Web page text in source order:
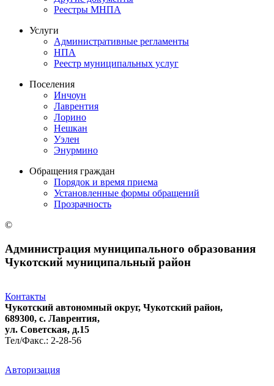
Реестры МНПА
Услуги
Административные регламенты
НПА
Реестр муниципальных услуг
Поселения
Инчоун
Лаврентия
Лорино
Нешкан
Уэлен
Энурмино
Обращения граждан
Порядок и время приема
Установленные формы обращений
Прозрачность
©
Администрация муниципального образования
Чукотский муниципальный район
Контакты
Чукотский автономный округ, Чукотский район,
689300, с. Лаврентия,
ул. Советская, д.15
Тел/Факс.: 2-28-56
Авторизация